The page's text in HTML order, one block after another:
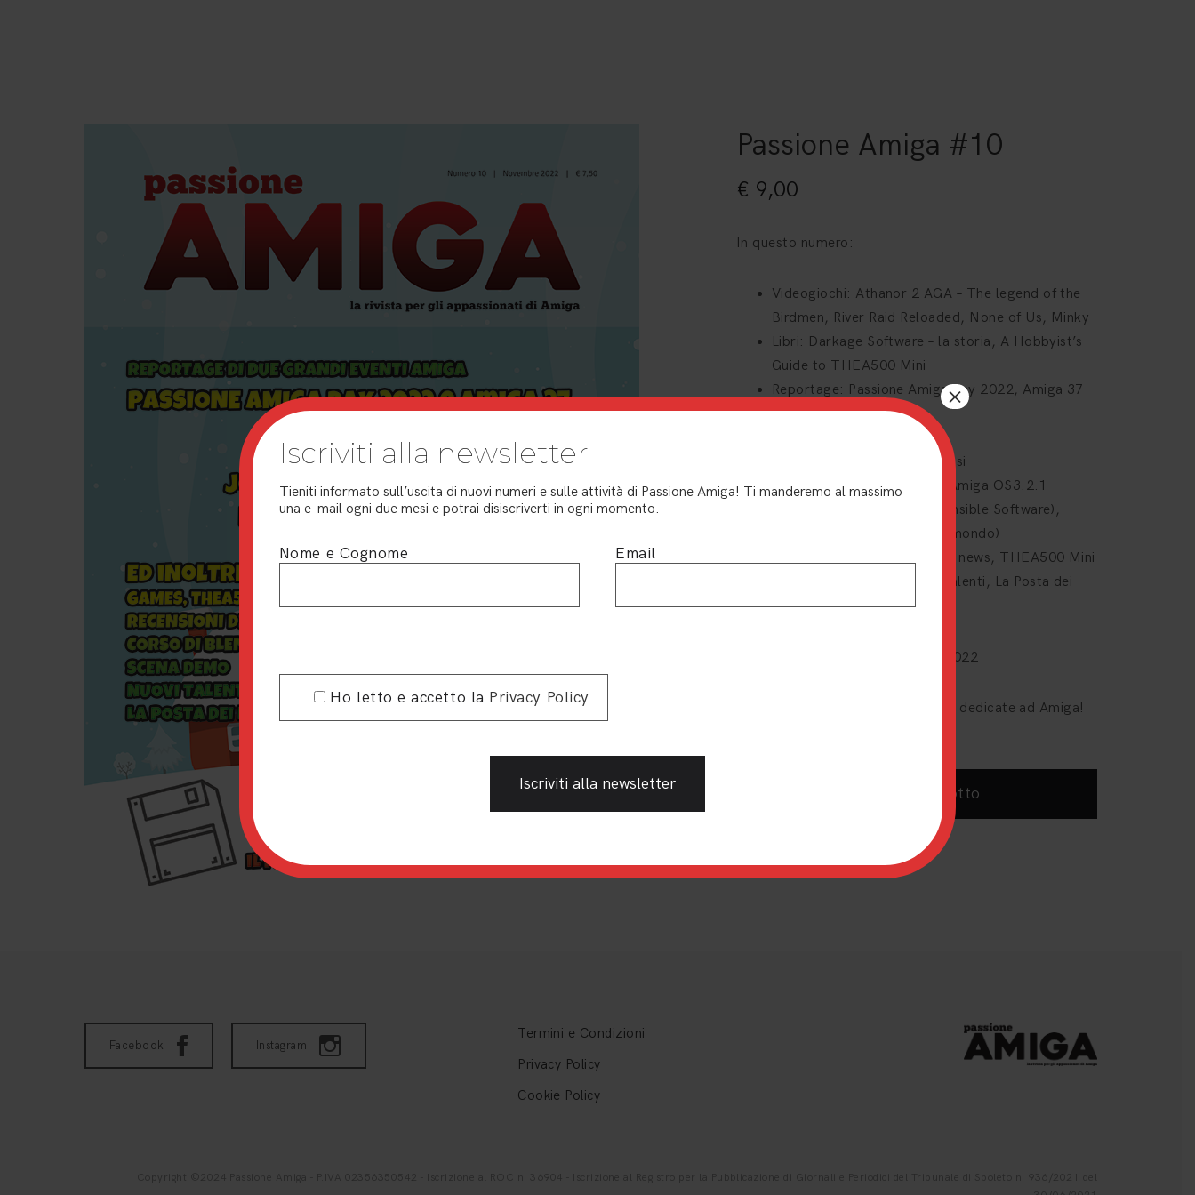
Passione Amiga #10
€ 9,00
In questo numero:
Videogiochi: Athanor 2 AGA – The legend of the
Birdmen, River Raid Reloaded, None of Us, Minky
Libri: Darkage Software – la storia, A Hobbyist’s
Guide to THEA500 Mini
Reportage: Passione Amiga day 2022, Amiga 37
Speciale CD32
Corso di Blender, parte 2
Rendering senza compromessi
Guida all’aggiornamento di Amiga OS3.2.1
Interviste con: Jon Hare (Sensible Software),
Federico “Wiz” Croci (Simulmondo)
E inoltre: Games news, Tech news, THEA500 Mini
news, Scena demo, Nuovi Talenti, La Posta dei
Lettori
in distribuzione dal 1 Novembre 2022
48 pagine A4 a colori interamente dedicate ad Amiga!
Acquista prodotto
Facebook Instagram
Termini e Condizioni
Privacy Policy
Cookie Policy
Copyright ©2024 Passione Amiga - P.IVA 02356350542 - Iscrizione al ROC n. 36904 - Iscrizione al Registro per la Pubblicazione di Giornali e Periodici del Tribunale di Spoleto n. 936/2021 del
Iscriviti alla newsletter
Tieniti informato sull’uscita di nuovi numeri e sulle attività di Passione Amiga! Ti manderemo al massimo
una e-mail ogni due mesi e potrai disiscriverti in ogni momento.
Nome e Cognome Email
Ho letto e accetto la Privacy Policy
×